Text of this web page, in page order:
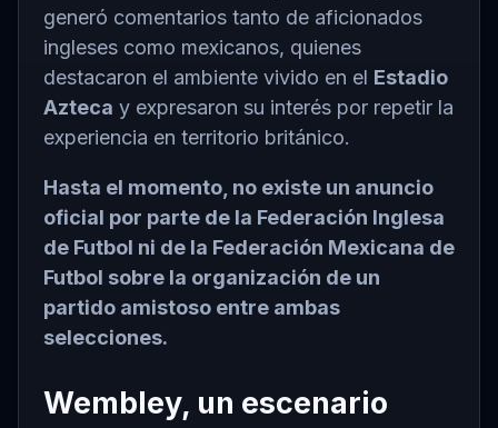
generó comentarios tanto de aficionados
ingleses como mexicanos, quienes
destacaron el ambiente vivido en el Estadio
Azteca y expresaron su interés por repetir la
experiencia en territorio británico.
Hasta el momento, no existe un anuncio
oficial por parte de la Federación Inglesa
de Futbol ni de la Federación Mexicana de
Futbol sobre la organización de un
partido amistoso entre ambas
selecciones.
Wembley, un escenario